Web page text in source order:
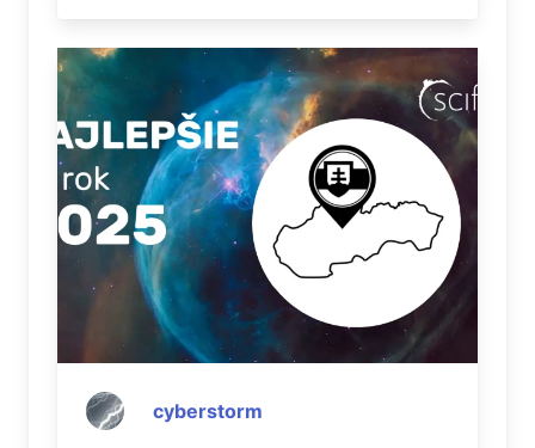
cyberstorm